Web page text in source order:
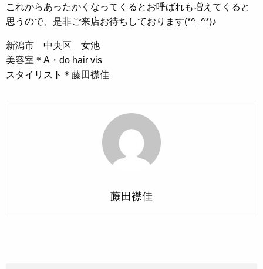
これからあったかくなってくるとお呼ばれも増えてくると
思うので、是非ご来店お待ちしております(*^_^*)♪
新潟市 中央区 女池
美容室＊A・do hair vis
スタイリスト＊藤田襟佳
藤田襟佳